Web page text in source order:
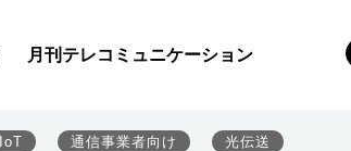
月刊テレコミュニケーション
IoT 通信事業者向け 光伝送